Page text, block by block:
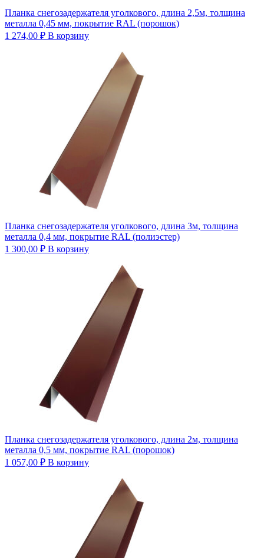
Планка снегозадержателя уголкового, длина 2,5м, толщина
металла 0,45 мм, покрытие RAL (порошок)
1 274,00 ₽ В корзину
Планка снегозадержателя уголкового, длина 3м, толщина
металла 0,4 мм, покрытие RAL (полиэстер)
1 300,00 ₽ В корзину
Планка снегозадержателя уголкового, длина 2м, толщина
металла 0,5 мм, покрытие RAL (порошок)
1 057,00 ₽ В корзину